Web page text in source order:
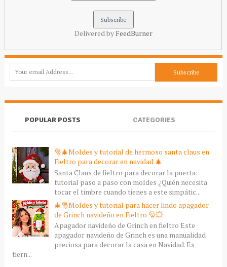
Delivered by FeedBurner
POPULAR POSTS CATEGORIES
🎅🎄Moldes y tutorial de hermoso santa claus en
Fieltro para decorar en navidad 🎄
Santa Claus de fieltro para decorar la puerta:
tutorial paso a paso con moldes ¿Quién necesita
tocar el timbre cuando tienes a este simpátic...
🎄🎅Moldes y tutorial para hacer lindo apagador
de Grinch navideño en Fieltro 🎅💥
Apagador navideño de Grinch en fieltro Este
apagador navideño de Grinch es una manualidad
preciosa para decorar la casa en Navidad. Es
tiern...